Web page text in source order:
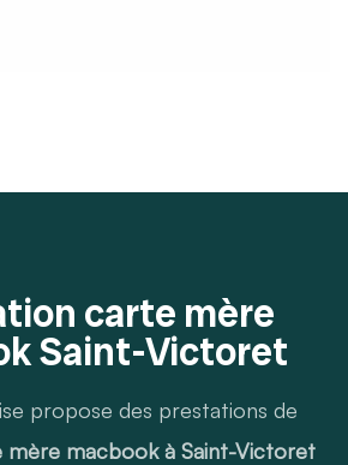
carte mère
Saint-Victoret
propose des prestations de
macbook à Saint-Victoret